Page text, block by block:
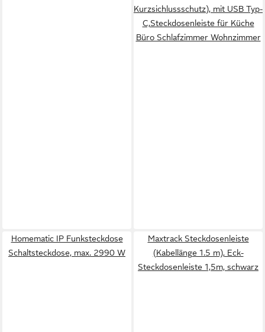
Kurzsichlussschutz), mit USB Typ-
C,Steckdosenleiste für Küche
Büro Schlafzimmer Wohnzimmer
Homematic IP Funksteckdose
Schaltsteckdose, max. 2990 W
Maxtrack Steckdosenleiste
(Kabellänge 1.5 m), Eck-
Steckdosenleiste 1,5m, schwarz